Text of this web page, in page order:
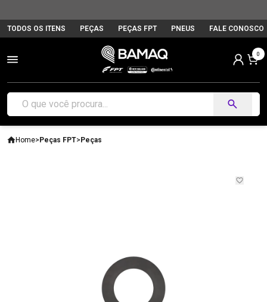
TODOS OS ITENS PEÇAS PEÇAS FPT PNEUS FALE CONOSCO
0
Home>Peças FPT>Peças